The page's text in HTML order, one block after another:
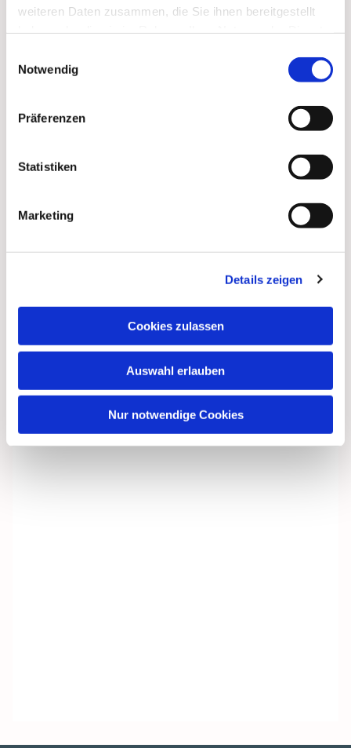
weiteren Daten zusammen, die Sie ihnen bereitgestellt
Notwendig
Präferenzen
Statistiken
Marketing
Details zeigen
Cookies zulassen
Auswahl erlauben
Nur notwendige Cookies
interessieren